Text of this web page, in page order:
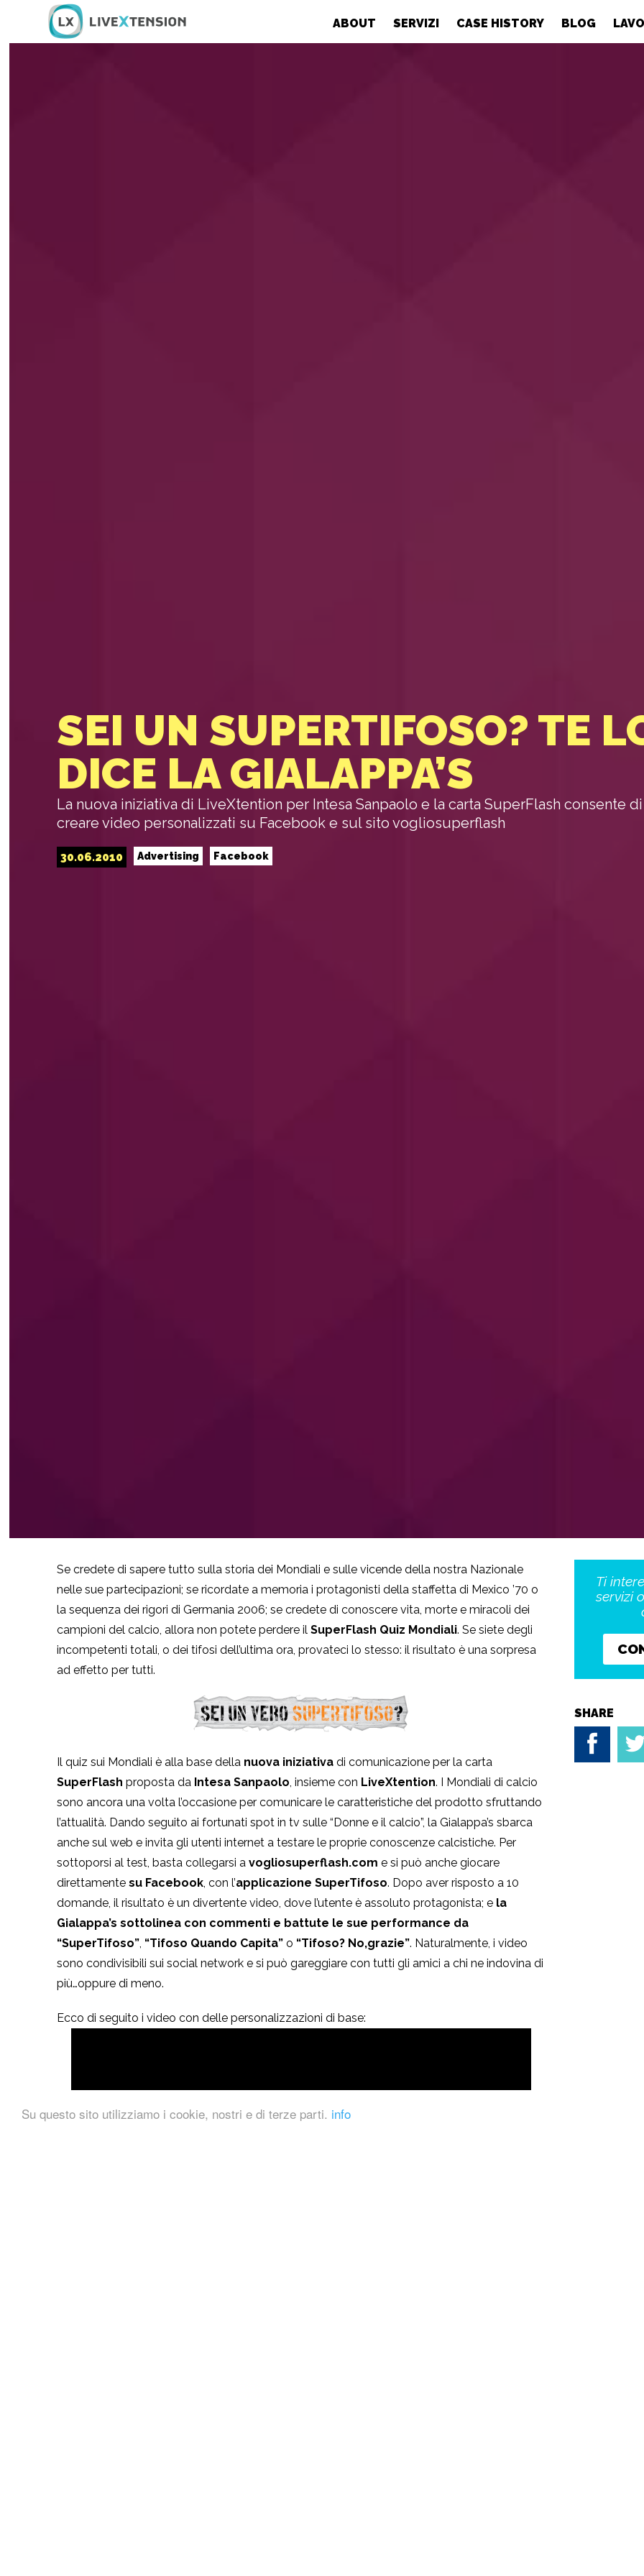
Su questo sito utilizziamo i cookie, nostri e di terze parti. info
ABOUT SERVIZI CASE HISTORY BLOG
SEI UN SUPERTIFOSO? TE
DICE LA GIALAPPA’S
La nuova iniziativa di LiveXtention per Intesa Sanpaolo e la carta SuperFlash consente di
creare video personalizzati su Facebook e sul sito vogliosuperflash
30.06.2010 Advertising Facebook
Se credete di sapere tutto sulla storia dei Mondiali e sulle vicende della nostra Nazionale
nelle sue partecipazioni; se ricordate a memoria i protagonisti della staffetta di Mexico ’70 o
la sequenza dei rigori di Germania 2006; se credete di conoscere vita, morte e miracoli dei
campioni del calcio, allora non potete perdere ilSuperFlash Quiz Mondiali. Se siete degli
incompetenti totali, o dei tifosi dell’ultima ora, provateci lo stesso: il risultato è una sorpresa
ad effetto per tutti.
Il quiz sui Mondiali è alla base della nuova iniziativa di comunicazione per la carta
SuperFlash proposta da Intesa Sanpaolo , insieme con LiveXtention. I Mondiali di calcio
sono ancora una volta l’occasione per comunicare le caratteristiche del prodotto sfruttando
l’attualità. Dando seguito ai fortunati spot in tv sulle “Donne e il calcio”, la Gialappa’s sbarca
anche sul web e invita gli utenti internet a testare le proprie conoscenze calcistiche. Per
sottoporsi al test, basta collegarsi avogliosuperflash.com e si può anche giocare
direttamentesu Facebook , con l’applicazione SuperTifoso. Dopo aver risposto a 10
domande, il risultato è un divertente video, dove l’utente è assoluto protagonista; e la
Gialappa’s sottolinea con commenti e battute le sue performance da
“SuperTifoso” “Tifoso Quando Capita”o “Tifoso? No,grazie”. Naturalmente, i video
sono condivisibili sui social network e si può gareggiare con tutti gli amici a chi ne indovina di
più…oppure di meno.
Ecco di seguito i video con delle personalizzazioni di base:
Ti
servizi
SHARE